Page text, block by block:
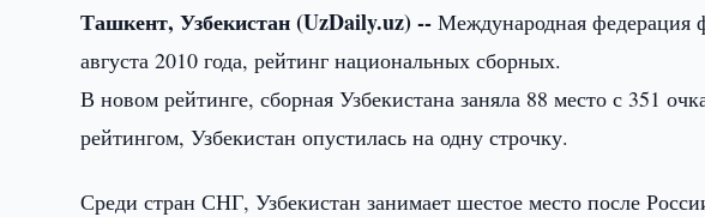
Ташкент, Узбекистан (UzDaily.uz) -- Международная федерация
августа 2010 года, рейтинг национальных сборных.
В новом рейтинге, сборная Узбекистана заняла 88 место с 351
рейтингом, Узбекистан опустилась на одну строчку.
Среди стран СНГ, Узбекистан занимает шестое место после